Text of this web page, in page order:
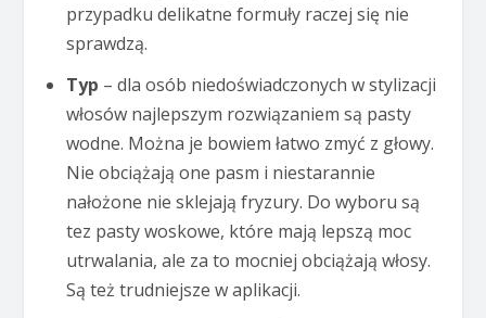
przypadku delikatne formuły raczej się nie
sprawdzą.
Typ – dla osób niedoświadczonych w stylizacji
włosów najlepszym rozwiązaniem są pasty
wodne. Można je bowiem łatwo zmyć z głowy.
Nie obciążają one pasm i niestarannie
nałożone nie sklejają fryzury. Do wyboru są
tez pasty woskowe, które mają lepszą moc
utrwalania, ale za to mocniej obciążają włosy.
Są też trudniejsze w aplikacji.